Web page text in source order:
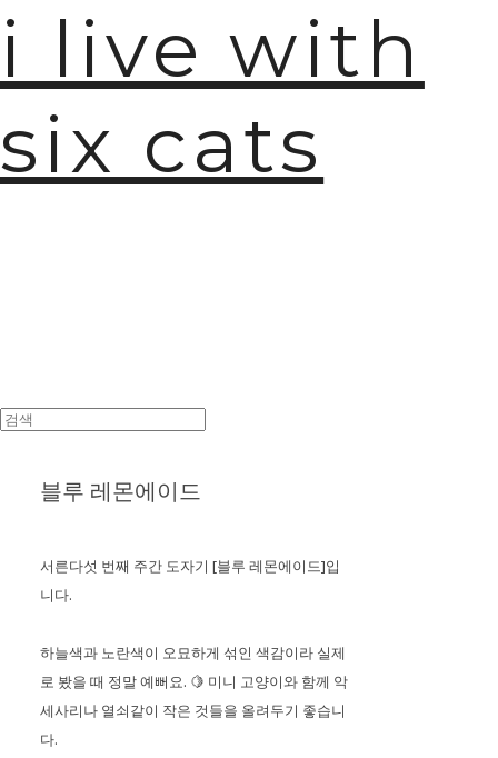
i live with
six cats
블루 레몬에이드
서른다섯 번째 주간 도자기 [블루 레몬에이드]입
니다.
하늘색과 노란색이 오묘하게 섞인 색감이라 실제
로 봤을 때 정말 예뻐요. 🍋 미니 고양이와 함께 악
세사리나 열쇠같이 작은 것들을 올려두기 좋습니
다.